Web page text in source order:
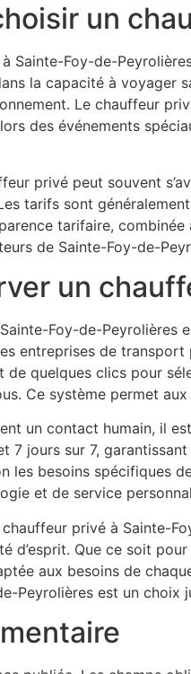
un
Sainte-Foy-de-
la capacité à voyager
Le chauffeur
des événements
privé peut souvent
tarifs sont
tarifaire,
de Sainte-Foy-de-
un
Foy-de-Peyrolières
entreprises de
quelques clics pour
Ce système permet
un contact humain, il
7 jours sur 7,
les besoins spécifiques
et de service
privé à Sainte-
Que ce soit
aux besoins de
Peyrolières est un choix